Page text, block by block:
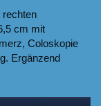
rechten
cm mit
Coloskopie
Ergänzend